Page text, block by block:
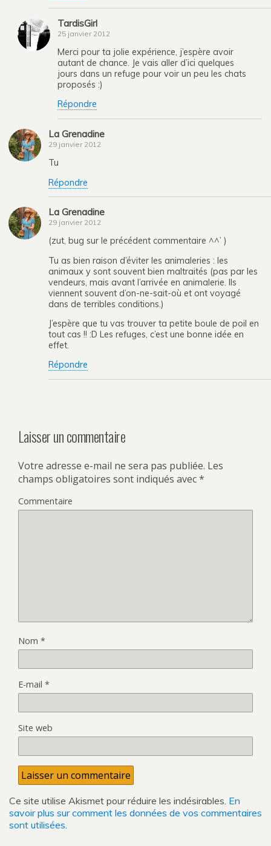
TardisGirl
25 janvier 2012
Merci pour ta jolie expérience, j’espère avoir
autant de chance. Je vais aller d’ici quelques
jours dans un refuge pour voir un peu les chats
proposés :)
Répondre
La Grenadine
29 janvier 2012
Tu
Répondre
La Grenadine
29 janvier 2012
(zut, bug sur le précédent commentaire ^^’ )
Tu as bien raison d’éviter les animaleries : les
animaux y sont souvent bien maltraités (pas par les
vendeurs, mais avant l’arrivée en animalerie. Ils
viennent souvent d’on-ne-sait-où et ont voyagé
dans de terribles conditions.)
J’espère que tu vas trouver ta petite boule de poil en
tout cas !! :D Les refuges, c’est une bonne idée en
effet.
Répondre
Laisser un commentaire
Votre adresse e-mail ne sera pas publiée. Les
champs obligatoires sont indiqués avec*
Commentaire
Nom *
E-mail *
Site web
Ce site utilise Akismet pour réduire les indésirables. En
savoir plus sur comment les données de vos commentaires
sont utilisées